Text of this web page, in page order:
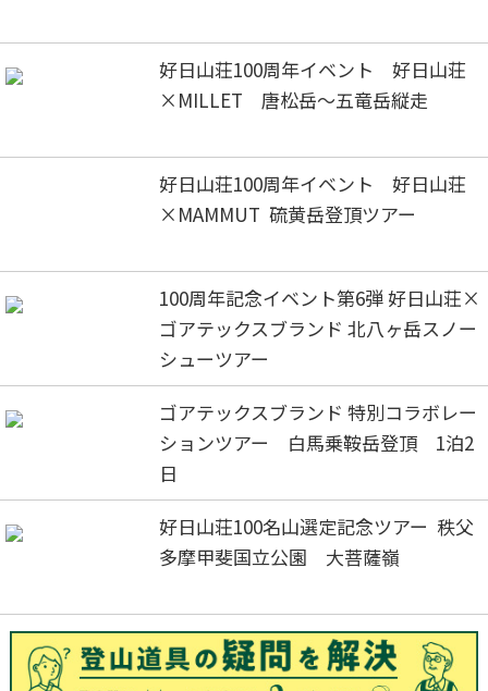
好日山荘100周年イベント 好日山荘
×MILLET 唐松岳～五竜岳縦走
好日山荘100周年イベント 好日山荘
×MAMMUT 硫黄岳登頂ツアー
100周年記念イベント第6弾 好日山荘×
ゴアテックスブランド 北八ヶ岳スノー
シューツアー
ゴアテックスブランド 特別コラボレー
ションツアー 白馬乗鞍岳登頂 1泊2
日
好日山荘100名山選定記念ツアー 秩父
多摩甲斐国立公園 大菩薩嶺